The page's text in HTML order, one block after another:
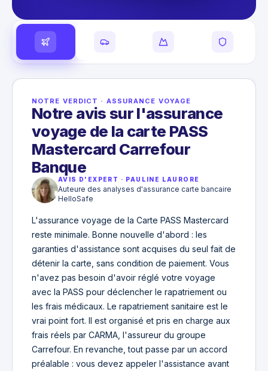
NOTRE VERDICT · ASSURANCE VOYAGE
Notre avis sur l'assurance
voyage de la carte PASS
Mastercard Carrefour
Banque
AVIS D'EXPERT · PAULINE LAURORE
Auteure des analyses d'assurance carte bancaire
HelloSafe
L'assurance voyage de la Carte PASS Mastercard
reste minimale. Bonne nouvelle d'abord : les
garanties d'assistance sont acquises du seul fait de
détenir la carte, sans condition de paiement. Vous
n'avez pas besoin d'avoir réglé votre voyage
avec la PASS pour déclencher le rapatriement ou
les frais médicaux. Le rapatriement sanitaire est le
vrai point fort. Il est organisé et pris en charge aux
frais réels par CARMA, l'assureur du groupe
Carrefour. En revanche, tout passe par un accord
préalable : vous devez appeler l'assistance avant